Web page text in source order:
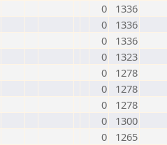
0
1336
0
1336
0
1336
0
1323
0
1278
0
1278
0
1278
0
1300
0
1265